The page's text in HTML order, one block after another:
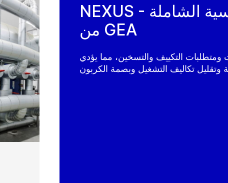
NEXUS - الحلول الهندسية الشاملة
من GEA
ومتطلبات التكييف والتسخين، مما يؤدي